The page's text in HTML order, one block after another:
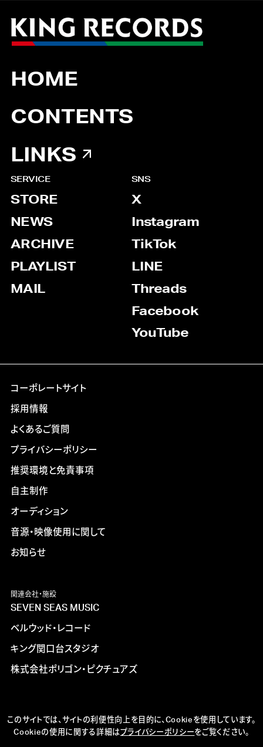
HOME
CONTENTS
LINKS
SERVICE
STORE
NEWS
ARCHIVE
PLAYLIST
MAIL
SNS
X
Instagram
TikTok
LINE
Threads
Facebook
YouTube
コーポレートサイト
採用情報
よくあるご質問
プライバシーポリシー
推奨環境と免責事項
自主制作
オーディション
音源・映像使用に関して
お知らせ
関連会社・施設
SEVEN SEAS MUSIC
ベルウッド・レコード
キング関口台スタジオ
株式会社ポリゴン・ピクチュアズ
このサイトでは、サイトの利便性向上を目的に、Cookieを使用しています。
Cookieの使用に関する詳細はプライバシーポリシーをご覧ください。